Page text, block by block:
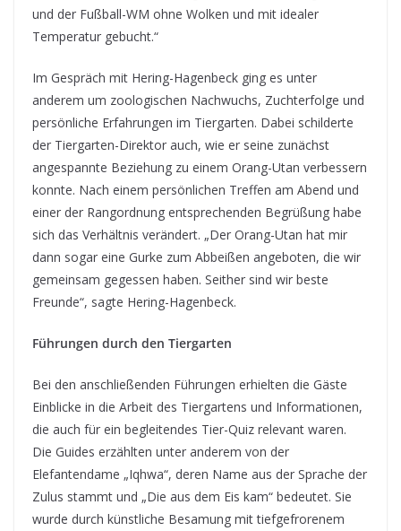
und der Fußball-WM ohne Wolken und mit idealer
Temperatur gebucht.“
Im Gespräch mit Hering-Hagenbeck ging es unter
anderem um zoologischen Nachwuchs, Zuchterfolge und
persönliche Erfahrungen im Tiergarten. Dabei schilderte
der Tiergarten-Direktor auch, wie er seine zunächst
angespannte Beziehung zu einem Orang-Utan verbessern
konnte. Nach einem persönlichen Treffen am Abend und
einer der Rangordnung entsprechenden Begrüßung habe
sich das Verhältnis verändert. „Der Orang-Utan hat mir
dann sogar eine Gurke zum Abbeißen angeboten, die wir
gemeinsam gegessen haben. Seither sind wir beste
Freunde“, sagte Hering-Hagenbeck.
Führungen durch den Tiergarten
Bei den anschließenden Führungen erhielten die Gäste
Einblicke in die Arbeit des Tiergartens und Informationen,
die auch für ein begleitendes Tier-Quiz relevant waren.
Die Guides erzählten unter anderem von der
Elefantendame „Iqhwa“, deren Name aus der Sprache der
Zulus stammt und „Die aus dem Eis kam“ bedeutet. Sie
wurde durch künstliche Besamung mit tiefgefrorenem